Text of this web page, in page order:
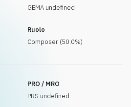
GEMA undefined
Ruolo
Composer (50.0%)
PRO / MRO
PRS undefined